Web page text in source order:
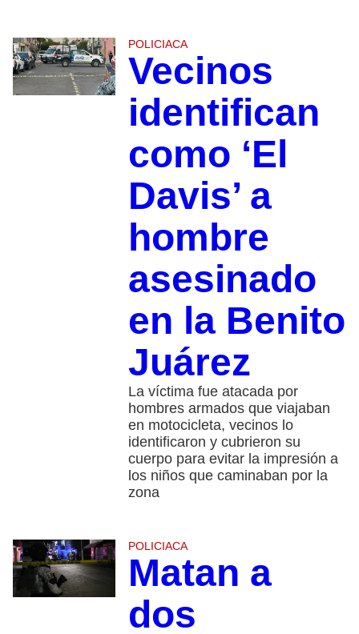
POLICIACA
Vecinos
identifican
como ‘El
Davis’ a
hombre
asesinado
en la Benito
Juárez
La víctima fue atacada por
hombres armados que viajaban
en motocicleta, vecinos lo
identificaron y cubrieron su
cuerpo para evitar la impresión a
los niños que caminaban por la
zona
POLICIACA
Matan a
dos